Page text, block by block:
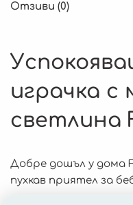
Отзиви (0)
играчка с
светлина
Добре дошъл у дома
пухкав приятел за